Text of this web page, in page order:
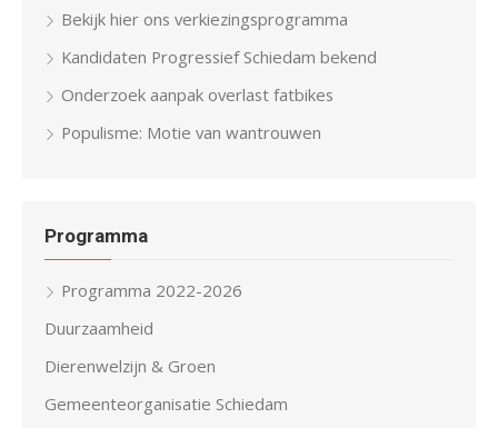
Bekijk hier ons verkiezingsprogramma
Kandidaten Progressief Schiedam bekend
Onderzoek aanpak overlast fatbikes
Populisme: Motie van wantrouwen
Programma
Programma 2022-2026
Duurzaamheid
Dierenwelzijn & Groen
Gemeenteorganisatie Schiedam